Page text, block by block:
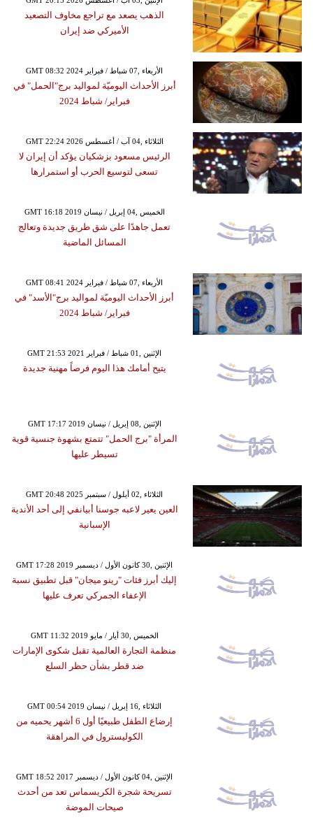
الذهب يصعد مع تراجع مخاوف التصعيد
الأميركي ضد إيران
GMT 08:32 2024 الأربعاء ,07 شباط / فبراير
أبرز الأحداث اليوميّة لمواليد برج"الحمل" في
فبراير/ شباط 2024
GMT 22:24 2026 الثلاثاء ,04 آب / أغسطس
الرئيس مسعود بزشكيان يؤكد أن إيران لا
تسعى لتوسيع الحرب أو استمرارها
GMT 16:18 2019 الخميس ,04 إبريل / نيسان
تعمل جاهدًا على شق طريق جديدة وتعالج
المسائل الماضية
GMT 08:41 2024 الأربعاء ,07 شباط / فبراير
أبرز الأحداث اليوميّة لمواليد برج"الأسد" في
فبراير/ شباط 2024
GMT 21:53 2021 الإثنين ,01 شباط / فبراير
يتيح أمامك هذا اليوم فرصاً مهنية جديدة
GMT 17:17 2019 الإثنين ,08 إبريل / نيسان
المرأة "برج الحمل" تتمتع بشهوة جنسية قوية
تسيطر عليها
GMT 20:48 2025 الثلاثاء ,02 أيلول / سبتمبر
العين يعير لاعبه جوسنا أبيانفي إلى أحد الأندية
الإسبانية
GMT 17:28 2019 الإثنين ,30 كانون الأول / ديسمبر
إليك أبرز فئات "رينو ميجان" قبل تطبيق نسبة
الإعفاء الجمركي تعرف عليها
GMT 11:32 2019 الخميس ,30 أيار / مايو
منظمة التجارة العالمية تقبل شكوى الإمارات
ضد قطر بشأن حظر السلع
GMT 00:54 2019 الثلاثاء ,16 إبريل / نيسان
إرضاع الطفل طبيعيًا أول 6 أشهر يحميه من
الكوليسترول في المراهقة
GMT 18:52 2017 الإثنين ,04 كانون الأول / ديسمبر
تسريحة شجرة الكريسماس تعد من أحدث
صيحات الموضة